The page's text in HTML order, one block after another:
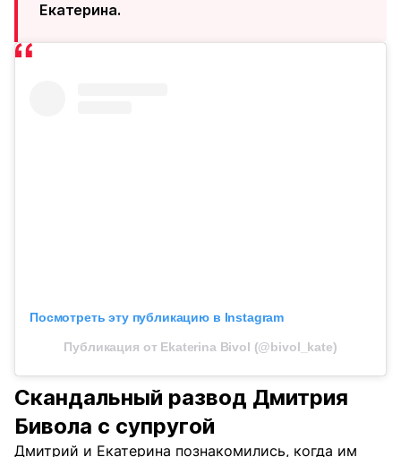
Екатерина.
Посмотреть эту публикацию в Instagram
Публикация от Ekaterina Bivol (@bivol_kate)
Скандальный развод Дмитрия
Бивола с супругой
Дмитрий и Екатерина познакомились, когда им